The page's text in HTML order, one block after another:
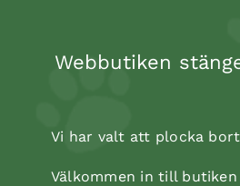
Goat 80 g
Webbutiken
Vi har valt att plocka
Välkommen in till